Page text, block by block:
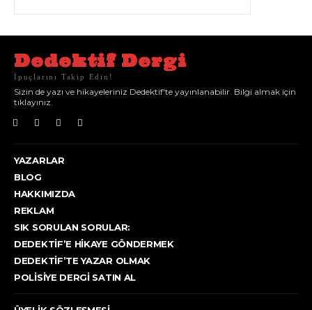
Dedektif Dergi
İpuçlarını Takip Edin!
Sizin de yazı ve hikayeleriniz Dedektif'te yayınlanabilir. Bilgi almak için
tıklayınız.
YAZARLAR
BLOG
HAKKIMIZDA
REKLAM
SIK SORULAN SORULAR:
DEDEKTIF’E HIKAYE GÖNDERMEK
DEDEKTIF’TE YAZAR OLMAK
POLISIYE DERGI SATIN AL